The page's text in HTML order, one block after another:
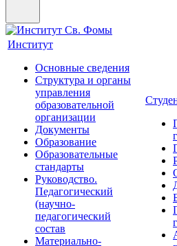
Институт
Основные сведения
Структура и органы
управления
образовательной
организации
Документы
Образование
Образовательные
стандарты
Руководство.
Педагогический
(научно-
педагогический
состав
Материально-